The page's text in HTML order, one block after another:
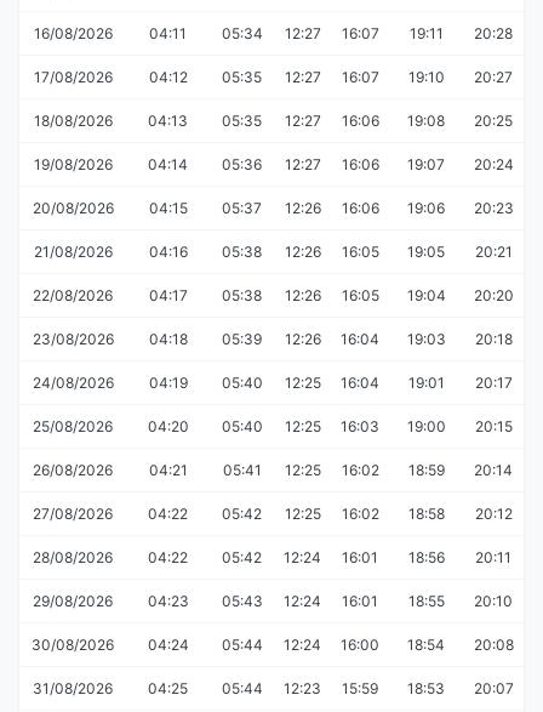
16/08/2026 04:11 05:34 12:27 16:07 19:11 20:28
17/08/2026 04:12 05:35 12:27 16:07 19:10 20:27
18/08/2026 04:13 05:35 12:27 16:06 19:08 20:25
19/08/2026 04:14 05:36 12:27 16:06 19:07 20:24
20/08/2026 04:15 05:37 12:26 16:06 19:06 20:23
21/08/2026 04:16 05:38 12:26 16:05 19:05 20:21
22/08/2026 04:17 05:38 12:26 16:05 19:04 20:20
23/08/2026 04:18 05:39 12:26 16:04 19:03 20:18
24/08/2026 04:19 05:40 12:25 16:04 19:01 20:17
25/08/2026 04:20 05:40 12:25 16:03 19:00 20:15
26/08/2026 04:21 05:41 12:25 16:02 18:59 20:14
27/08/2026 04:22 05:42 12:25 16:02 18:58 20:12
28/08/2026 04:22 05:42 12:24 16:01 18:56 20:11
29/08/2026 04:23 05:43 12:24 16:01 18:55 20:10
30/08/2026 04:24 05:44 12:24 16:00 18:54 20:08
31/08/2026 04:25 05:44 12:23 15:59 18:53 20:07